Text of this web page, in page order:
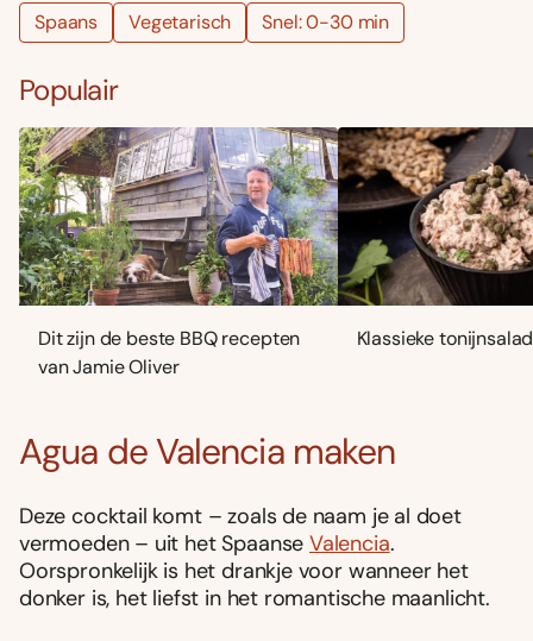
Spaans Vegetarisch Snel: 0-30 min
Populair
Dit zijn de beste BBQ recepten
van Jamie Oliver
Klassieke
Agua de Valencia maken
Deze cocktail komt – zoals de naam je al doet
vermoeden – uit het Spaanse Valencia.
Oorspronkelijk is het drankje voor wanneer het
donker is, het liefst in het romantische maanlicht.